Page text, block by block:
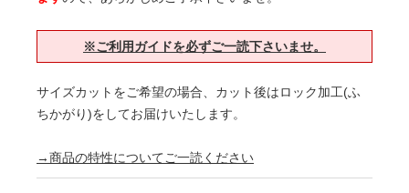
※ご利用ガイドを必ずご一読下さいませ。
サイズカットをご希望の場合、カット後はロック加工(ふ
ちかがり)をしてお届けいたします。
→商品の特性についてご一読ください